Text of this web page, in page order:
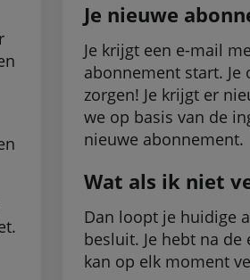
Je nieuwe
Je krijgt een e-mail
abonnement start. Je
zorgen! Je krijgt er
we op basis van de
nieuwe abonnement.
Wat als ik niet
Dan loopt je huidige
besluit. Je hebt na
kan op elk moment